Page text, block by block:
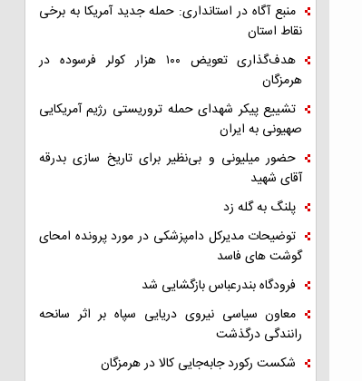
منبع آگاه در استانداری: حمله جدید آمریکا به برخی
نقاط استان
هدف‌گذاری تعویض ۱۰۰ هزار کولر فرسوده در
هرمزگان
تشییع پیکر شهدای حمله تروریستی رژیم آمریکایی
صهیونی به ایران
حضور میلیونی و بی‌نظیر برای تاریخ سازی بدرقه
آقای شهید
پلنگ به گله زد
توضیحات مدیرکل دامپزشکی در مورد پرونده امحای
گوشت های فاسد
فرودگاه بندرعباس بازگشایی شد
معاون سیاسی نیروی دریایی سپاه بر اثر سانحه
رانندگی درگذشت
شکست رکورد جابه‌جایی کالا در هرمزگان